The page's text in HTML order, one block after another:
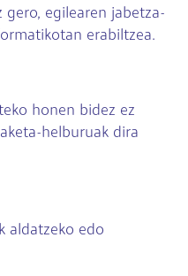
egilearen jabetza-
erabiltzea.
honen bidez ez
helburuak dira
aldatzeko edo